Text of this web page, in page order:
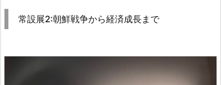
常設展2:朝鮮戦争から経済成長まで